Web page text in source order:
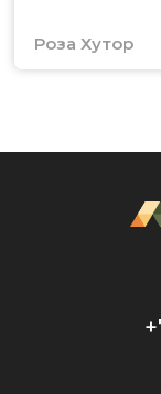
Роза Хутор